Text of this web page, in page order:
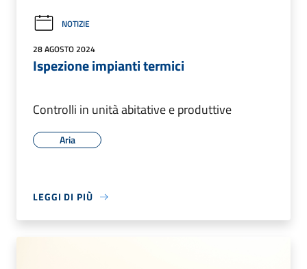
NOTIZIE
28 AGOSTO 2024
Ispezione impianti termici
Controlli in unità abitative e produttive
Aria
LEGGI DI PIÙ